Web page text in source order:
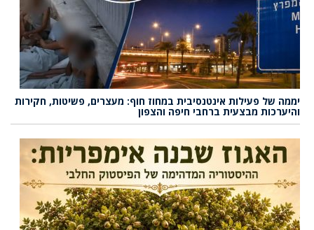
יממה של פעילות אינטנסיבית במחוז חוף: מעצרים, פשיטות, חקירות
והיערכות מבצעית ברחבי חיפה והצפון